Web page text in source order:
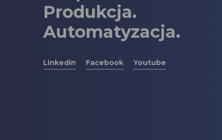
Produkcja.
Automatyzacja.
Linkedin Facebook Youtube